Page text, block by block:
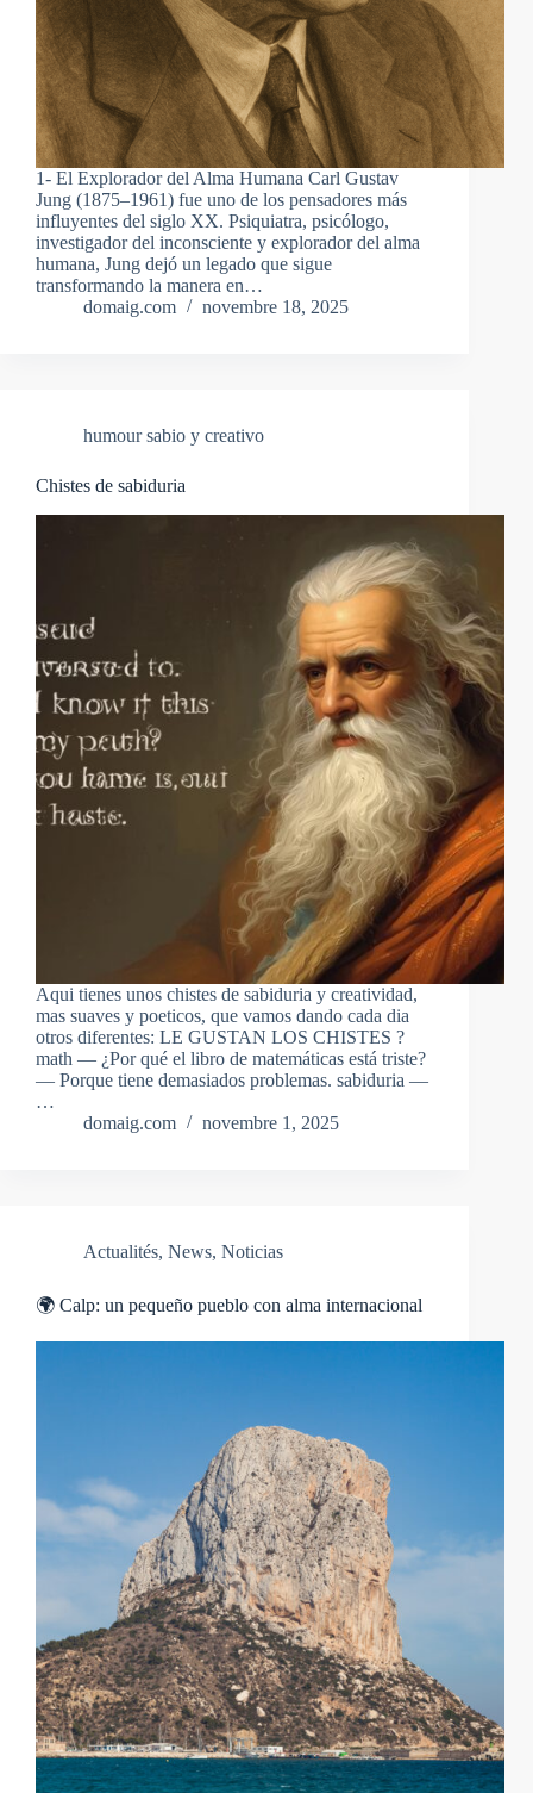
1- El Explorador del Alma Humana Carl Gustav
Jung (1875–1961) fue uno de los pensadores más
influyentes del siglo XX. Psiquiatra, psicólogo,
investigador del inconsciente y explorador del alma
humana, Jung dejó un legado que sigue
transformando la manera en…
domaig.com
novembre 18, 2025
humour sabio y creativo
Chistes de sabiduria
Aqui tienes unos chistes de sabiduria y creatividad,
mas suaves y poeticos, que vamos dando cada dia
otros diferentes: LE GUSTAN LOS CHISTES ?
math — ¿Por qué el libro de matemáticas está triste?
— Porque tiene demasiados problemas. sabiduria —
…
domaig.com
novembre 1, 2025
Actualités, News, Noticias
🌍 Calp: un pequeño pueblo con alma internacional